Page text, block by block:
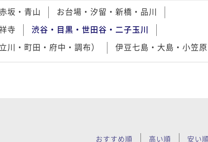
坂・青山
お台場・汐留・新橋・品川
寺
渋谷・目黒・世田谷・二子玉川
川・町田・府中・調布） 伊豆七島・大島・小笠原
おすすめ順 高い順 安い